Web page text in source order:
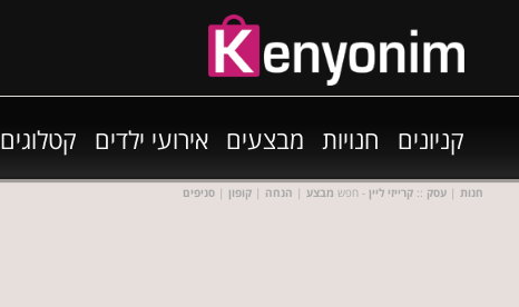
קניונים חנויות מבצעים אירועי ילדים קטלוגים
חנות | עסק :: קרייזי ליין - חפש מבצע | הנחה | קופון | סניפים